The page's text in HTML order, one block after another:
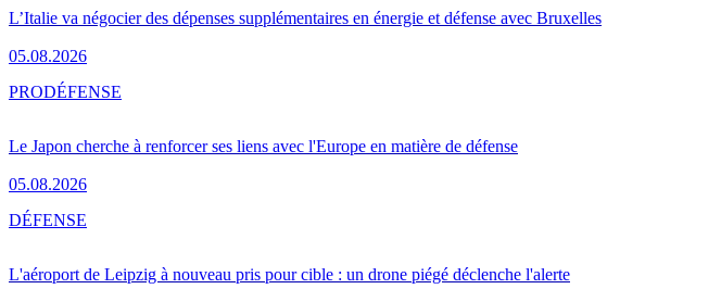
L’Italie va négocier des dépenses supplémentaires en énergie et défense avec Bruxelles
05.08.2026
Le Japon cherche à renforcer ses liens avec l'Europe en matière de défense
05.08.2026
PRODÉFENSE
L'aéroport de Leipzig à nouveau pris pour cible : un drone piégé déclenche l'alerte
DÉFENSE